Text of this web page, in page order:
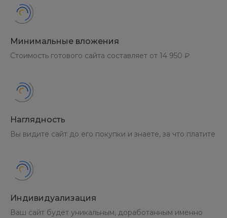
Минимальные вложения
Стоимость готового сайта составляет от 14 950 ₽
Наглядность
Вы видите сайт до его покупки и знаете, за что платите
Индивидуализация
Ваш сайт будет уникальным, доработанным именно